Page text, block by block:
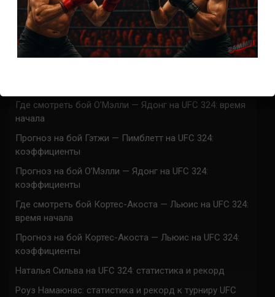
Марафон боев UFC 325 прямая трансляция
UFC 324 прямая трансляция
Марафон боев UFC 324 прямая трансляция
Где смотреть бой О’Мэлли — Ядонг на UFC 324: время
начала
Прогноз на бой Гэтжи — Пимблетт на UFC 324:
коэффициенты
Прогноз на бой О’Мэлли — Ядонг на UFC 324:
коэффициенты
Где смотреть бой Кортес-Акоста — Льюис на UFC 324:
время начала
Прогноз на бой Кортес-Акоста — Льюис на UFC 324:
коэффициенты
Наталья Сильва на UFC 324: статистика и рекорд
Роуз Намаюнас: статистика и рекорд к турниру UFC